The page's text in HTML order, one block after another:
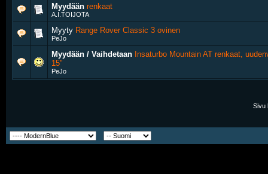
Myydään renkaat
A.I.TOIJOTA
Myyty Range Rover Classic 3 ovinen
PeJo
Myydään / Vaihdetaan Insaturbo Mountain AT renkaat,
15"
PeJo
Sivu